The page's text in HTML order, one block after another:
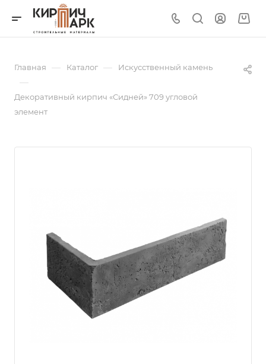
Главная — Каталог — Искусственный камень
—
Декоративный кирпич «Сидней» 709 угловой
элемент